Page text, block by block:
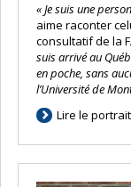
« Je suis une
aime raconter
consultatif de la
suis arrivé au
en poche, sans
l’Université de
Lire le